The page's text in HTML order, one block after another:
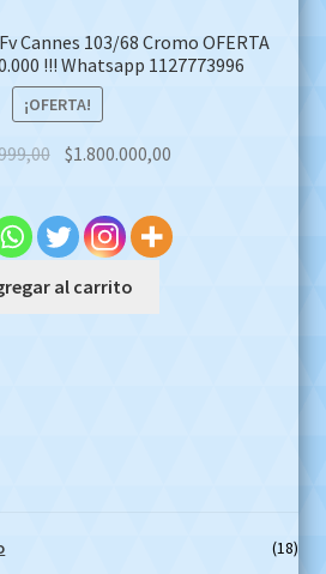
Cannes 103/68 Cromo OFERTA
!!! Whatsapp 1127773996
¡OFERTA!
Original
was:
$2.899.999,00.
$1.800.000,00
$1.800.000,00.
al carrito
(18)